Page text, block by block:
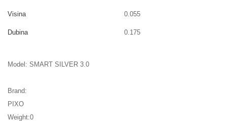
Visina 0.055
Dubina 0.175
Model: SMART SILVER 3.0
Brand:
PIXO
Weight:0